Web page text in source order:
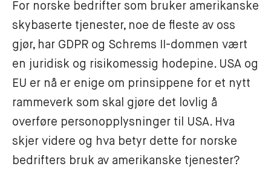
For norske bedrifter som bruker amerikanske
skybaserte tjenester, noe de fleste av oss
gjør, har GDPR og Schrems II-dommen vært
en juridisk og risikomessig hodepine. USA og
EU er nå er enige om prinsippene for et nytt
rammeverk som skal gjøre det lovlig å
overføre personopplysninger til USA. Hva
skjer videre og hva betyr dette for norske